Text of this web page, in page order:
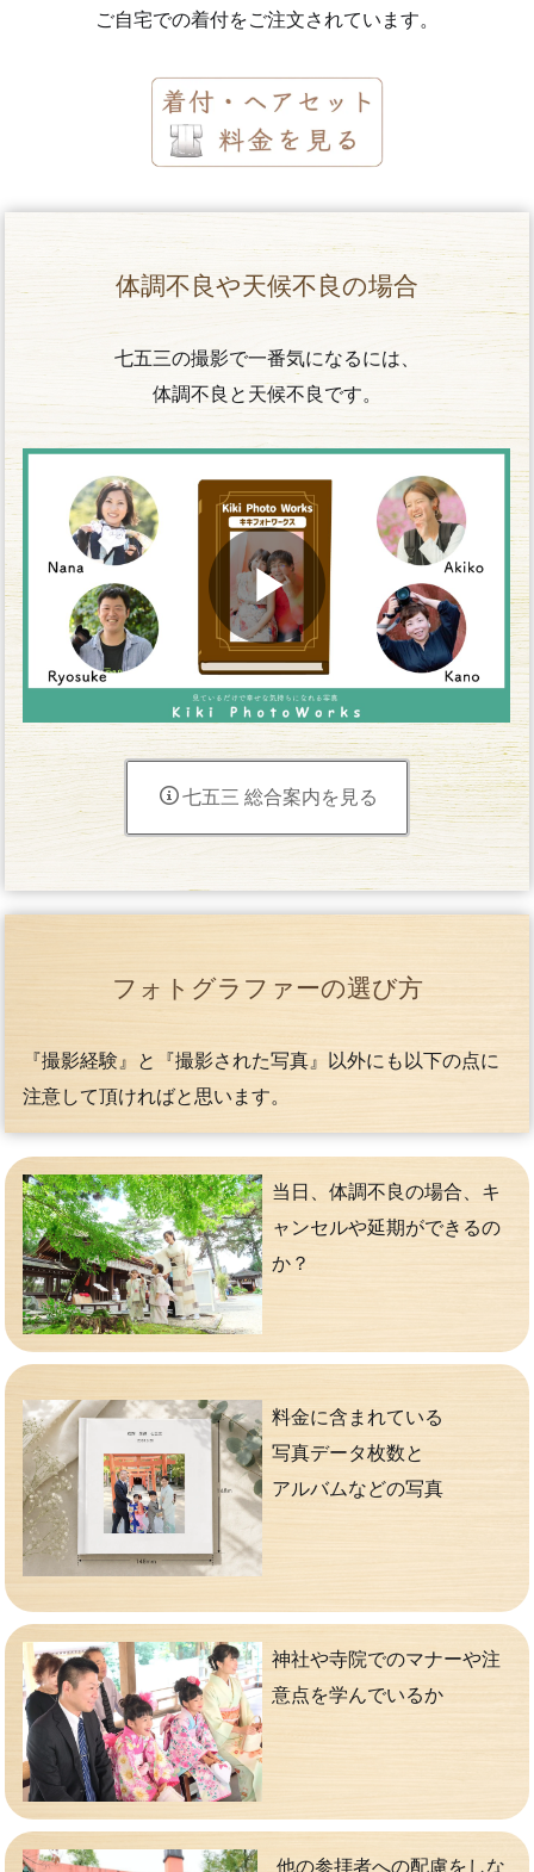
ご自宅での着付をご注文されています。
体調不良や天候不良の場合
七五三の撮影で一番気になるには、
体調不良と天候不良です。
七五三 総合案内を見る
フォトグラファーの選び方
『撮影経験』と『撮影された写真』以外にも以下の点に
注意して頂ければと思います。
当日、体調不良の場合、キ
ャンセルや延期ができるの
か？
料金に含まれている
写真データ枚数と
アルバムなどの写真
神社や寺院でのマナーや注
意点を学んでいるか
他の参拝者への配慮をしな